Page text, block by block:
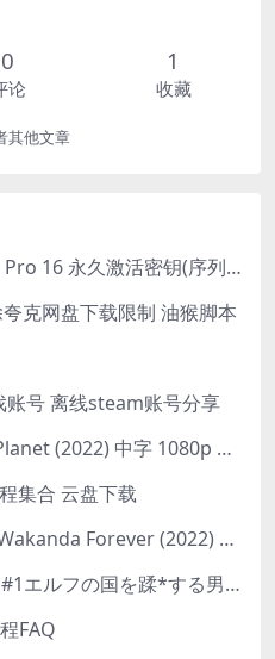
0
论
1
收藏
其他文章
VMware Workstation Pro 16 永久激活密钥(序列号)
克网盘下载限制 油猴脚本
号 离线steam账号分享
史前星球 Prehistoric Planet (2022) 中字 1080p 高清 阿里云盘 2022.5.27已更新全集
集合 云盘下载
黑豹2 Black Panther: Wakanda Forever (2022) 高清版
OVA巨*エルフ母娘催*#1エルフの国を蹂*する男。汚された女王と姫
FAQ